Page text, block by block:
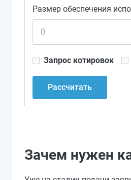
Размер обеспечения
Запрос котировок
Рассчитать
Зачем нужен